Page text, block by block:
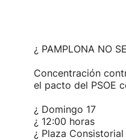
¿ PAMPLONA NO
Concentración
el pacto del PSOE
¿ Domingo 17
¿ 12:00 horas
¿ Plaza Consistorial